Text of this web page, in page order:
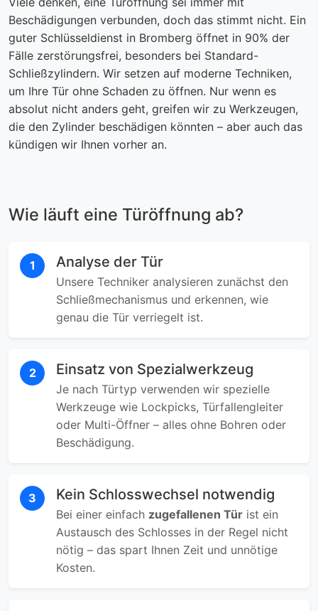
Beschädigungen verbunden, doch das stimmt nicht. Ein
guter Schlüsseldienst in Bromberg öffnet in 90% der
Fälle zerstörungsfrei, besonders bei Standard-
Schließzylindern. Wir setzen auf moderne Techniken,
um Ihre Tür ohne Schaden zu öffnen. Nur wenn es
absolut nicht anders geht, greifen wir zu Werkzeugen,
die den Zylinder beschädigen könnten – aber auch das
kündigen wir Ihnen vorher an.
Wie läuft eine Türöffnung ab?
1 Analyse der Tür
Unsere Techniker analysieren zunächst den
Schließmechanismus und erkennen, wie
genau die Tür verriegelt ist.
2 Einsatz von Spezialwerkzeug
Je nach Türtyp verwenden wir spezielle
Werkzeuge wie Lockpicks, Türfallengleiter
oder Multi-Öffner – alles ohne Bohren oder
Beschädigung.
3 Kein Schlosswechsel notwendig
Bei einer einfach zugefallenen Tür ist ein
Austausch des Schlosses in der Regel nicht
nötig – das spart Ihnen Zeit und unnötige
Kosten.